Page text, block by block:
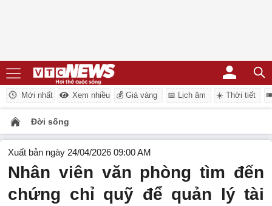
Mới nhất Xem nhiều 💰 Giá vàng 📅 Lịch âm ☀️ Thời tiết
Đời sống
Xuất bản ngày 24/04/2026 09:00 AM
Nhân viên văn phòng tìm đến
chứng chỉ quỹ để quản lý tài